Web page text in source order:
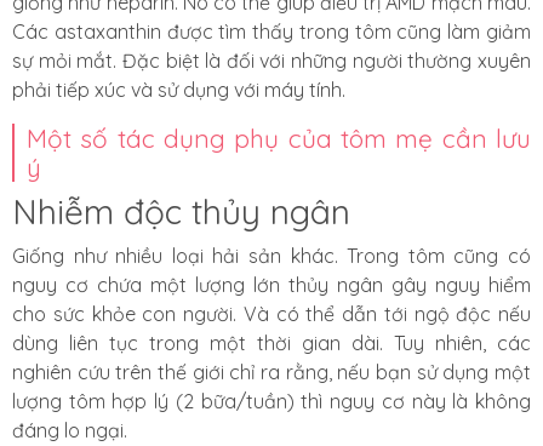
Các astaxanthin được tìm thấy trong tôm cũng làm giảm
sự mỏi mắt. Đặc biệt là đối với những người thường xuyên
phải tiếp xúc và sử dụng với máy tính.
Một số tác dụng phụ của tôm mẹ cần lưu
ý
Nhiễm độc thủy ngân
Giống như nhiều loại hải sản khác. Trong tôm cũng có
nguy cơ chứa một lượng lớn thủy ngân gây nguy hiểm
cho sức khỏe con người. Và có thể dẫn tới ngộ độc nếu
dùng liên tục trong một thời gian dài. Tuy nhiên,
các
nghiên cứu trên thế giới chỉ ra rằng, nếu bạn sử dụng một
lượng tôm hợp lý (2 bữa/tuần) thì nguy cơ này là không
đáng lo ngại.